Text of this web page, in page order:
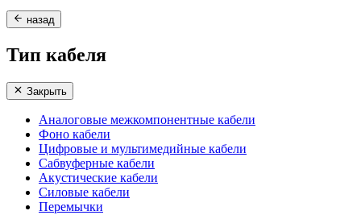
назад
Тип кабеля
Закрыть
Аналоговые межкомпонентные кабели
Фоно кабели
Цифровые и мультимедийные кабели
Сабвуферные кабели
Акустические кабели
Силовые кабели
Перемычки